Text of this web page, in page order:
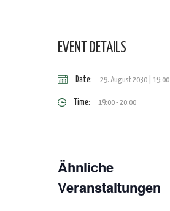
EVENT DETAILS
Date: 29. August 2030 | 19:00
Time: 19:00 - 20:00
Ähnliche
Veranstaltungen